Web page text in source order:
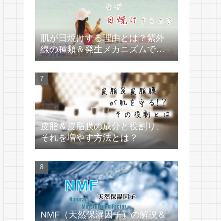
肌が日焼けする理由とは？紫外
線の種類＆発生メカニズムで学
ぶ
皮脂＆皮脂膜の成分と役割り、
それを増やす方法とは？
NMF（天然保湿因子）の解説＆